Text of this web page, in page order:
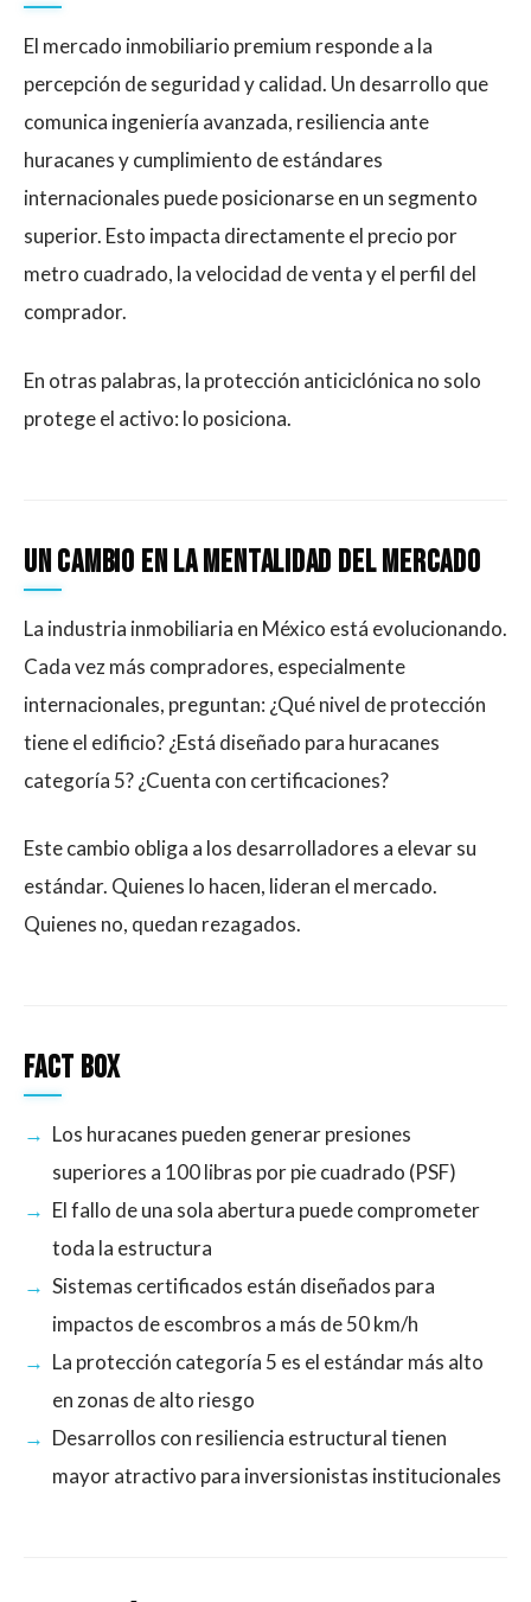
El mercado inmobiliario premium responde a la
percepción de seguridad y calidad. Un desarrollo que
comunica ingeniería avanzada, resiliencia ante
huracanes y cumplimiento de estándares
internacionales puede posicionarse en un segmento
superior. Esto impacta directamente el precio por
metro cuadrado, la velocidad de venta y el perfil del
comprador.
En otras palabras, la protección anticiclónica no solo
protege el activo: lo posiciona.
Un cambio en la mentalidad del mercado
La industria inmobiliaria en México está evolucionando.
Cada vez más compradores, especialmente
internacionales, preguntan: ¿Qué nivel de protección
tiene el edificio? ¿Está diseñado para huracanes
categoría 5? ¿Cuenta con certificaciones?
Este cambio obliga a los desarrolladores a elevar su
estándar. Quienes lo hacen, lideran el mercado.
Quienes no, quedan rezagados.
Fact Box
Los huracanes pueden generar presiones
superiores a 100 libras por pie cuadrado (PSF)
El fallo de una sola abertura puede comprometer
toda la estructura
Sistemas certificados están diseñados para
impactos de escombros a más de 50 km/h
La protección categoría 5 es el estándar más alto
en zonas de alto riesgo
Desarrollos con resiliencia estructural tienen
mayor atractivo para inversionistas institucionales